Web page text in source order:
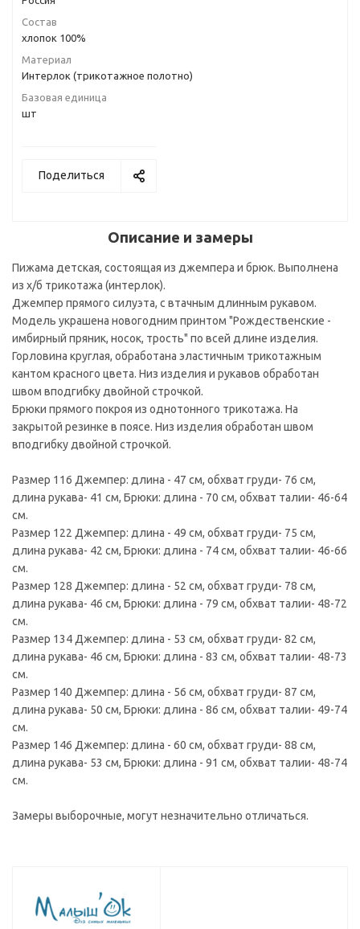
Состав
хлопок 100%
Материал
Интерлок (трикотажное полотно)
Базовая единица
шт
Поделиться
Описание и замеры
Пижама детская, состоящая из джемпера и брюк. Выполнена
из х/б трикотажа (интерлок).
Джемпер прямого силуэта, с втачным длинным рукавом.
Модель украшена новогодним принтом "Рождественские -
имбирный пряник, носок, трость" по всей длине изделия.
Горловина круглая, обработана эластичным трикотажным
кантом красного цвета. Низ изделия и рукавов обработан
швом вподгибку двойной строчкой.
Брюки прямого покроя из однотонного трикотажа. На
закрытой резинке в поясе. Низ изделия обработан швом
вподгибку двойной строчкой.
Размер 116 Джемпер: длина - 47 см, обхват груди- 76 см,
длина рукава- 41 см, Брюки: длина - 70 см, обхват талии- 46-64
см.
Размер 122 Джемпер: длина - 49 см, обхват груди- 75 см,
длина рукава- 42 см, Брюки: длина - 74 см, обхват талии- 46-66
см.
Размер 128 Джемпер: длина - 52 см, обхват груди- 78 см,
длина рукава- 46 см, Брюки: длина - 79 см, обхват талии- 48-72
см.
Размер 134 Джемпер: длина - 53 см, обхват груди- 82 см,
длина рукава- 46 см, Брюки: длина - 83 см, обхват талии- 48-73
см.
Размер 140 Джемпер: длина - 56 см, обхват груди- 87 см,
длина рукава- 50 см, Брюки: длина - 86 см, обхват талии- 49-74
см.
Размер 146 Джемпер: длина - 60 см, обхват груди- 88 см,
длина рукава- 53 см, Брюки: длина - 91 см, обхват талии- 48-74
см.
Замеры выборочные, могут незначительно отличаться.